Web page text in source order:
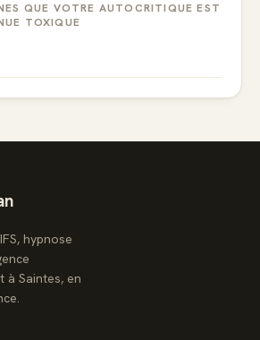
QUE VOTRE AUTOCRITIQUE EST
TOXIQUE
hypnose
à Saintes, en